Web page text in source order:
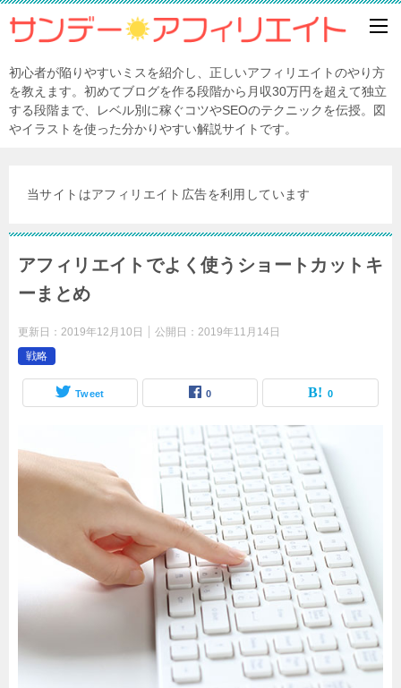
初心者が陥りやすいミスを紹介し、正しいアフィリエイトのやり方
を教えます。初めてブログを作る段階から月収30万円を超えて独立
する段階まで、レベル別に稼ぐコツやSEOのテクニックを伝授。図
やイラストを使った分かりやすい解説サイトです。
当サイトはアフィリエイト広告を利用しています
アフィリエイトでよく使うショートカットキ
ーまとめ
更新日： 2019年12月10日 公開日： 2019年11月14日
戦略
Tweet 0 0